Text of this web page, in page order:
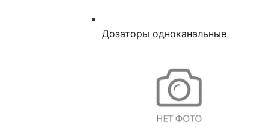
Дозаторы одноканальные